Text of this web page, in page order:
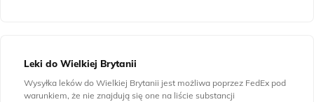
Leki do Wielkiej Brytanii
Wysyłka leków do Wielkiej Brytanii jest możliwa poprzez FedEx pod
warunkiem, że nie znajdują się one na liście substancji